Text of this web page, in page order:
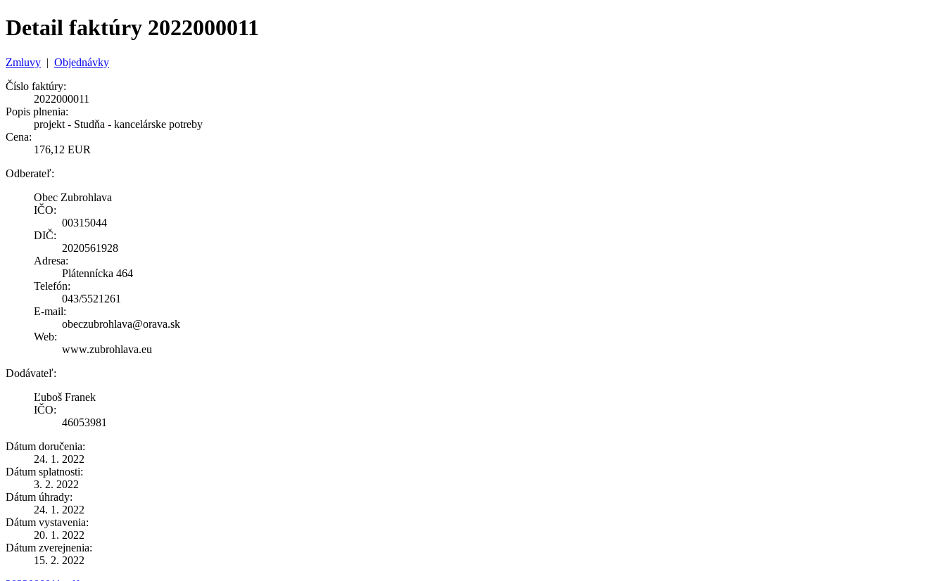
Detail faktúry 2022000011
Zmluvy | Objednávky
Číslo faktúry:
2022000011
Popis plnenia:
projekt - Studňa - kancelárske potreby
Cena:
176,12 EUR
Odberateľ:
Obec Zubrohlava
IČO:
00315044
DIČ:
2020561928
Adresa:
Plátennícka 464
Telefón:
043/5521261
E-mail:
obeczubrohlava@orava.sk
Web:
www.zubrohlava.eu
Dodávateľ:
Ľuboš Franek
IČO:
46053981
Dátum doručenia:
24. 1. 2022
Dátum splatnosti:
3. 2. 2022
Dátum úhrady:
24. 1. 2022
Dátum vystavenia:
20. 1. 2022
Dátum zverejnenia:
15. 2. 2022